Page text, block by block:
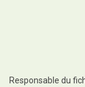
Responsable du